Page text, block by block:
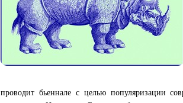
проводит бьеннале с целью популяризации